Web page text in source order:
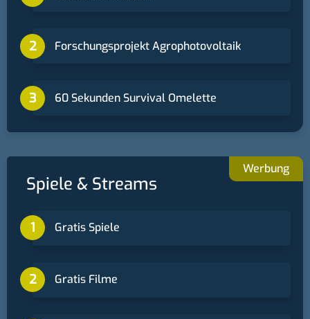
Forschungsprojekt Agrophotovoltaik
60 Sekunden Survival Omelette
Spiele & Streams
Gratis Spiele
Gratis Filme